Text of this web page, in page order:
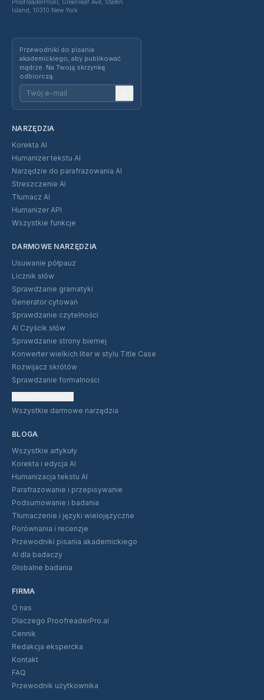
ProofreaderProAI, Greenleaf Ave, Staten
Island, 10310 New York
Przewodniki do pisania
akademickiego, aby publikować
mądrze. Na Twoją skrzynkę
odbiorczą.
NARZĘDZIA
Korekta AI
Humanizer tekstu AI
Narzędzie do parafrazowania AI
Streszczenie AI
Tłumacz AI
Humanizer API
Wszystkie funkcje
DARMOWE NARZĘDZIA
Usuwanie półpauz
Licznik słów
Sprawdzanie gramatyki
Generator cytowań
Sprawdzanie czytelności
AI Czyścik słów
Sprawdzanie strony biernej
Konwerter wielkich liter w stylu Title Case
Rozwijacz skrótów
Sprawdzanie formalności
Wszystkie darmowe narzędzia
BLOGA
Wszystkie artykuły
Korekta i edycja AI
Humanizacja tekstu AI
Parafrazowanie i przepisywanie
Podsumowanie i badania
Tłumaczenie i języki wielojęzyczne
Porównania i recenzje
Przewodniki pisania akademickiego
AI dla badaczy
Globalne badania
FIRMA
O nas
Dlaczego ProofreaderPro.ai
Cennik
Redakcja ekspercka
Kontakt
FAQ
Przewodnik użytkownika